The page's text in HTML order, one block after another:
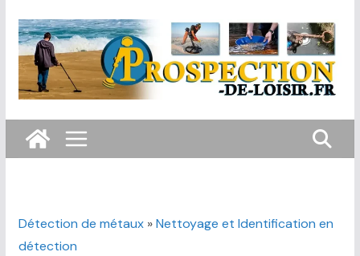
au
contenu
Détection de métaux»Nettoyage et Identification en
détection